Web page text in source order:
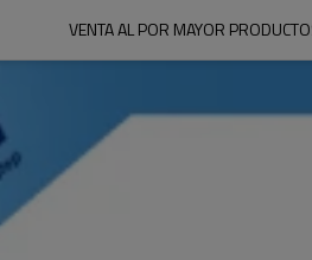
VENTA AL POR MAYOR